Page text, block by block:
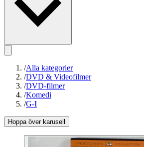
/Alla kategorier
/DVD & Videofilmer
/DVD-filmer
/Komedi
/G-I
Hoppa över karusell